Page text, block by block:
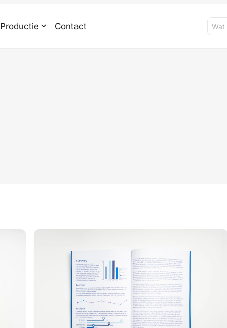
Productie Contact